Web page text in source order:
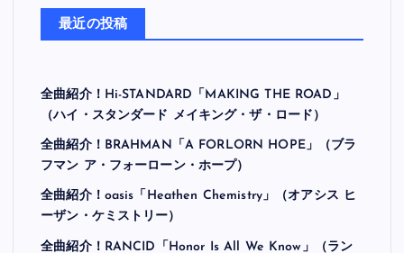
最近の投稿
全曲紹介！Hi-STANDARD「MAKING THE ROAD」
（ハイ・スタンダード メイキング・ザ・ロード）
全曲紹介！BRAHMAN「A FORLORN HOPE」（ブラ
フマン ア・フォーローン・ホープ）
全曲紹介！oasis「Heathen Chemistry」（オアシス ヒ
ーザン・ケミストリー）
全曲紹介！RANCID「Honor Is All We Know」（ラン